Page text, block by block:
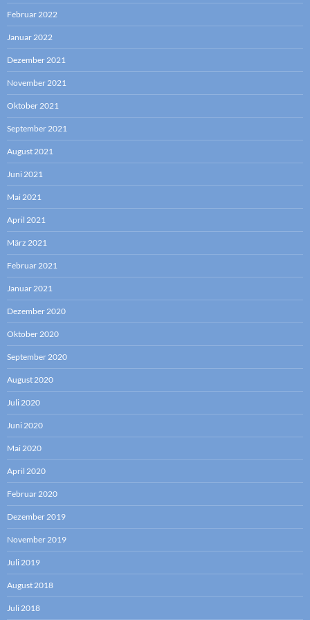
Februar 2022
Januar 2022
Dezember 2021
November 2021
Oktober 2021
September 2021
August 2021
Juni 2021
Mai 2021
April 2021
März 2021
Februar 2021
Januar 2021
Dezember 2020
Oktober 2020
September 2020
August 2020
Juli 2020
Juni 2020
Mai 2020
April 2020
Februar 2020
Dezember 2019
November 2019
Juli 2019
August 2018
Juli 2018